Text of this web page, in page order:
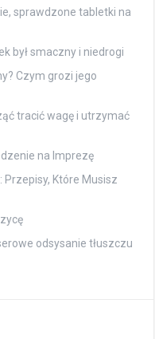
sprawdzone tabletki na
był smaczny i niedrogi
Czym grozi jego
tracić wagę i utrzymać
na Imprezę
Które Musisz
odsysanie tłuszczu